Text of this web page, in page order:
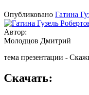
Опубликовано Гатина
Автор:
Молодцов Дмитрий
тема презентации -
Скачать: